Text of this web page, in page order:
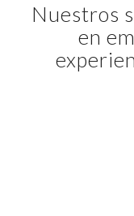
Nuestros
en